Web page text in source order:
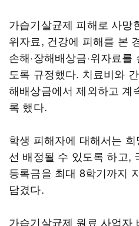
가습기살균제 피해로 사망
위자료, 건강에 피해를 본
손해·장해배상금·위자료
도록 규정했다. 치료비와
해배상금에서 제외하고 계
록 했다.
학생 피해자에 대해서는
선 배정될 수 있도록 하고,
등록금을 최대 8학기까지
담겼다.
가습기살균제 원료 사업자